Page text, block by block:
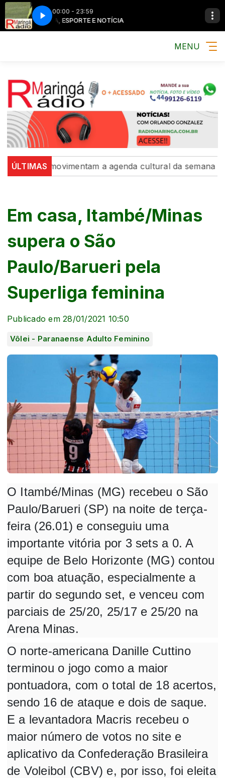
00:00 - 23:59
MÚSICA, ESPORTE E NOTÍCIA MÚSICA,
MENU
ÚLTIMAS
movimentam a agenda cultural da semana
Em casa, Itambé/Minas
supera o São
Paulo/Barueri pela
Superliga feminina
Publicado em 28/01/2021 10:50
Vôlei - Paranaense Adulto Feminino
O Itambé/Minas (MG) recebeu o São
Paulo/Barueri (SP) na noite de terça-
feira (26.01) e conseguiu uma
importante vitória por 3 sets a 0. A
equipe de Belo Horizonte (MG) contou
com boa atuação, especialmente a
partir do segundo set, e venceu com
parciais de 25/20, 25/17 e 25/20 na
Arena Minas.
O norte-americana Danille Cuttino
terminou o jogo como a maior
pontuadora, com o total de 18 acertos,
sendo 16 de ataque e dois de saque.
E a levantadora Macris recebeu o
maior número de votos no site e
aplicativo da Confederação Brasileira
de Voleibol (CBV) e, por isso, foi eleita